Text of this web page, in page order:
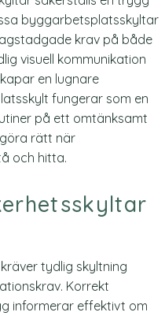
byggarbetsplatsskyltar
krav på både
visuell kommunikation
en lugnare
fungerar som en
på ett omtänksamt
rätt när
och hitta.
tydlig skyltning
Korrekt
informerar effektivt om